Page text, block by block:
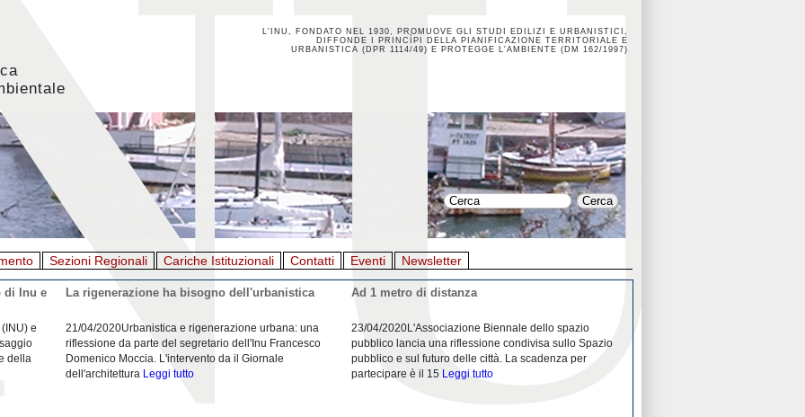
L'INU, FONDATO NEL 1930, PROMUOVE GLI STUDI EDILIZI E URBANISTICI,
DIFFONDE I PRINCÌPI DELLA PIANIFICAZIONE TERRITORIALE E
URBANISTICA (DPR 1114/49) E PROTEGGE L'AMBIENTE (DM 162/1997)
Sezioni Regionali Cariche Istituzionali Contatti Eventi Newsletter
di Inu e
e
della
La rigenerazione ha bisogno dell'urbanistica
21/04/2020Urbanistica e rigenerazione urbana: una
riflessione da parte del segretario dell'Inu Francesco
Domenico Moccia. L'intervento da il Giornale
dell'architettura Leggi tutto
Ad 1 metro di distanza
23/04/2020L'Associazione Biennale dello spazio
pubblico lancia una riflessione condivisa sullo Spazio
pubblico e sul futuro delle città. La scadenza per
partecipare è il 15 Leggi tutto